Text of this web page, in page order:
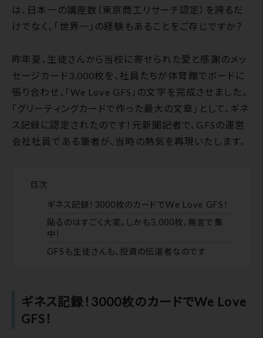
は、日本一の講座数（東京商工リサーチ認定）を誇るだ
けでなく、「世界一」の経験もあることをご存じですか？
昨年夏、生徒さんから当校に寄せられた愛と感謝のメッ
セージカード3,000枚を、社員たちが体育館でボードに
張り合わせ、「We Love GFS」の文字を完成させました。
「グリーティングカードで作った最大の文章」として、ギネ
ス記録に認定されたのです！元新聞記者で、GFSの運営
会社社員である筆者が、当時の熱気を再現いたします。
目次
ギネス記録！3000枚のカードでWe Love GFS！
貼るのはすごく大変。しかも3,000枚、無言で集
中！
GFSも生徒さんも、投資の伝道者なのです
ギネス記録！3000枚のカードでWe Love
GFS！